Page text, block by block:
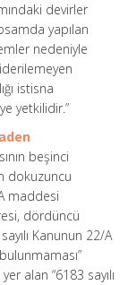
devirler
yapılan
nedeniyle
istisna
yetkilidir.”
beşinci
dokuzuncu
maddesi
dördüncü
Kanunun 22/A
alan “6183 sayılı